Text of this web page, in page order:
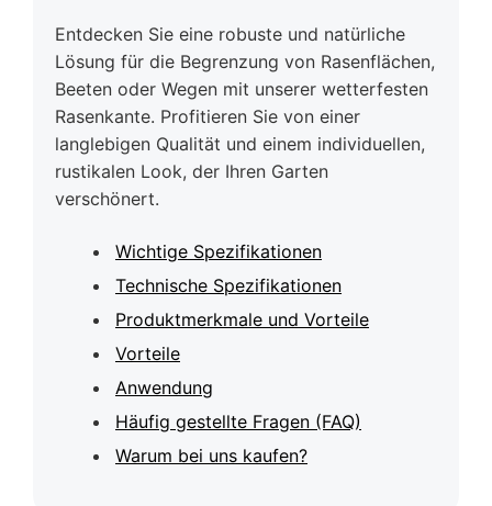
Entdecken Sie eine robuste und natürliche
Lösung für die Begrenzung von Rasenflächen,
Beeten oder Wegen mit unserer wetterfesten
Rasenkante. Profitieren Sie von einer
langlebigen Qualität und einem individuellen,
rustikalen Look, der Ihren Garten
verschönert.
Wichtige Spezifikationen
Technische Spezifikationen
Produktmerkmale und Vorteile
Vorteile
Anwendung
Häufig gestellte Fragen (FAQ)
Warum bei uns kaufen?